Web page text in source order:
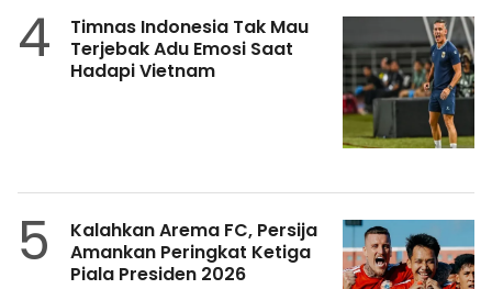
4
Timnas Indonesia Tak Mau
Terjebak Adu Emosi Saat
Hadapi Vietnam
5
Kalahkan Arema FC, Persija
Amankan Peringkat Ketiga
Piala Presiden 2026